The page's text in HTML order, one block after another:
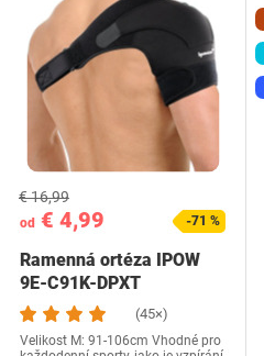
od € 4,99
€ 16,99
-71 %
Ramenná ortéza IPOW
9E-C91K-DPXT
(45×)
Velikost M: 91-106cm Vhodné pro